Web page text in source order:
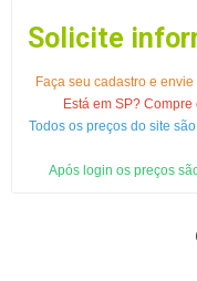
Solicite
Faça seu cadastro e
Está em SP?
Todos os preços do site
Após login os preços